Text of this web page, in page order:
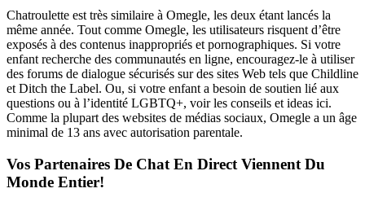
Chatroulette est très similaire à Omegle, les deux étant lancés la
même année. Tout comme Omegle, les utilisateurs risquent d’être
exposés à des contenus inappropriés et pornographiques. Si votre
enfant recherche des communautés en ligne, encouragez-le à utiliser
des forums de dialogue sécurisés sur des sites Web tels que Childline
et Ditch the Label. Ou, si votre enfant a besoin de soutien lié aux
questions ou à l’identité LGBTQ+, voir les conseils et ideas ici.
Comme la plupart des websites de médias sociaux, Omegle a un âge
minimal de 13 ans avec autorisation parentale.
Vos Partenaires De Chat En Direct Viennent Du
Monde Entier!